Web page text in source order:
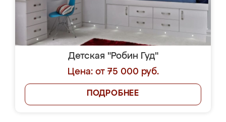
Детская "Робин Гуд"
Цена: от 75 000 руб.
ПОДРОБНЕЕ